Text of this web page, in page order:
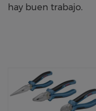
hay buen trabajo.